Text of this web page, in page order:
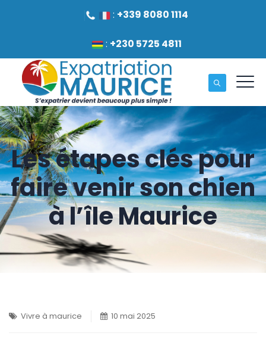
: +339 8080 1114
: +230 5725 4811
Les étapes clés pour
faire venir son chien
à l’île Maurice
Vivre à maurice 10 mai 2025